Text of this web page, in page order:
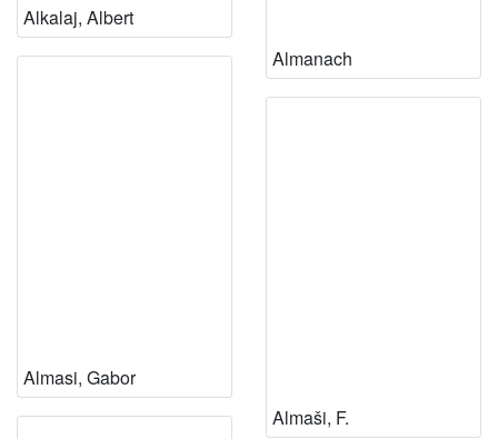
Alkalaj, Albert
Almanach
Almasi, Gabor
Almaši, F.